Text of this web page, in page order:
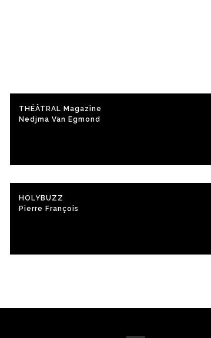
THÉÂTRAL Magazine
Nedjma Van Egmond
HOLYBUZZ
Pierre François